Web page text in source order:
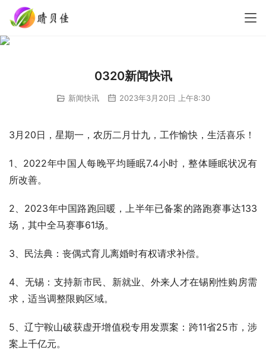
0320新闻快讯
新闻快讯 2023年3月20日 上午8:30
3月20日，星期一，农历二月廿九，工作愉快，生活喜乐！
1、2022年中国人每晚平均睡眠7.4小时，整体睡眠状况有
所改善。
2、2023年中国路跑回暖，上半年已备案的路跑赛事达133
场，其中全马赛事61场。
3、民法典：丧偶式育儿离婚时有权请求补偿。
4、无锡：支持新市民、新就业、外来人才在锡刚性购房需
求，适当调整限购区域。
5、辽宁鞍山破获虚开增值税专用发票案：跨11省25市，涉
案上千亿元。